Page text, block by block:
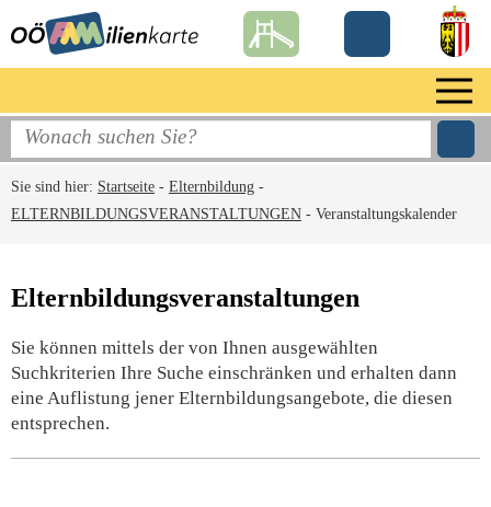
Sie sind hier: Startseite - Elternbildung -
ELTERNBILDUNGSVERANSTALTUNGEN - Veranstaltungskalender
Elternbildungsveranstaltungen
Sie können mittels der von Ihnen ausgewählten
Suchkriterien Ihre Suche einschränken und erhalten dann
eine Auflistung jener Elternbildungsangebote, die diesen
entsprechen.